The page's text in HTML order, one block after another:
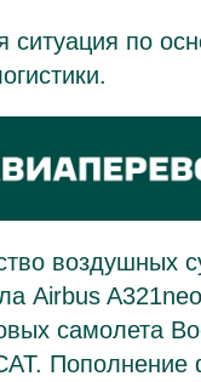
ситуация по
воздушных
Airbus
самолета
Пополнение